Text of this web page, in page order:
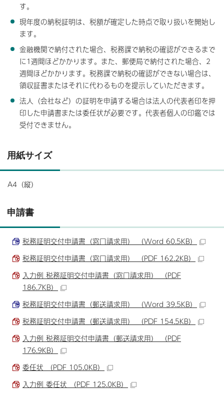
す。
現年度の納税証明は、税額が確定した時点で取り扱いを開始し
ます。
金融機関で納付された場合、税務課で納税の確認ができるまで
に1週間ほどかかります。また、郵便局で納付された場合、2
週間ほどかかります。税務課で納税の確認ができない場合は、
領収証書またはそれに代わるものを提示していただきます。
法人（会社など）の証明を申請する場合は法人の代表者印を押
印した申請書または委任状が必要です。代表者個人の印鑑では
受付できません。
用紙サイズ
A4（縦）
申請書
税務証明交付申請書（窓口請求用） （Word 60.5KB）
税務証明交付申請書（窓口請求用） （PDF 162.2KB）
入力例 税務証明交付申請書（窓口請求用） （PDF
186.7KB）
税務証明交付申請書（郵送請求用） （Word 39.5KB）
税務証明交付申請書（郵送請求用） （PDF 154.5KB）
入力例 税務証明交付申請書（郵送請求用） （PDF
176.9KB）
委任状 （PDF 105.0KB）
入力例 委任状 （PDF 125.0KB）